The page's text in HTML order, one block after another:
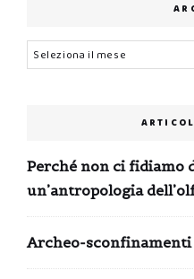
Archivi
Perché non ci fidiamo
un’antropologia
Archeo-sconfinamenti